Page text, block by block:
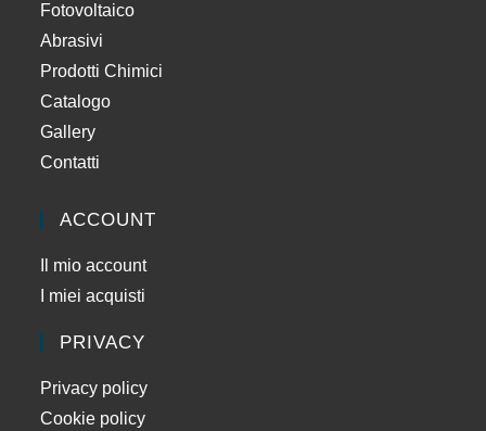
Fotovoltaico
Abrasivi
Prodotti Chimici
Catalogo
Gallery
Contatti
ACCOUNT
Il mio account
I miei acquisti
PRIVACY
Privacy policy
Cookie policy